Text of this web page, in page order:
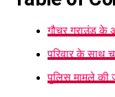
गौचर ग्राउंड के
परिवार के साथ
पुलिस मामले की